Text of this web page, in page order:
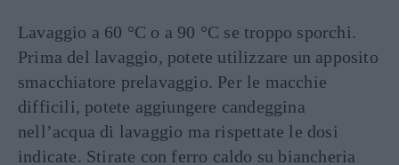
Lavaggio a 60 °C o a 90 °C se troppo sporchi.
Prima del lavaggio, potete utilizzare un apposito
smacchiatore prelavaggio. Per le macchie
difficili, potete aggiungere candeggina
nell’acqua di lavaggio ma rispettate le dosi
indicate. Stirate con ferro caldo su biancheria